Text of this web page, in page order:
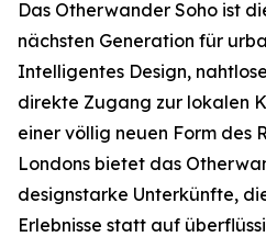
Das Otherwander Soho ist
nächsten Generation für
Intelligentes Design,
direkte Zugang zur lokalen
einer völlig neuen Form des
Londons bietet das
designstarke Unterkünfte,
Erlebnisse statt auf